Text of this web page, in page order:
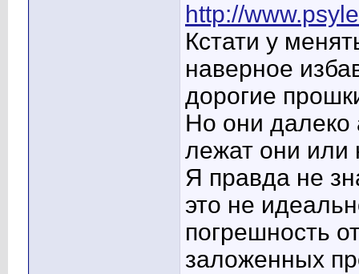
http://
Кстати у
наверное
дорогие
Но они далеко
лежат они или
Я правда не
это не
погрешность
заложенных